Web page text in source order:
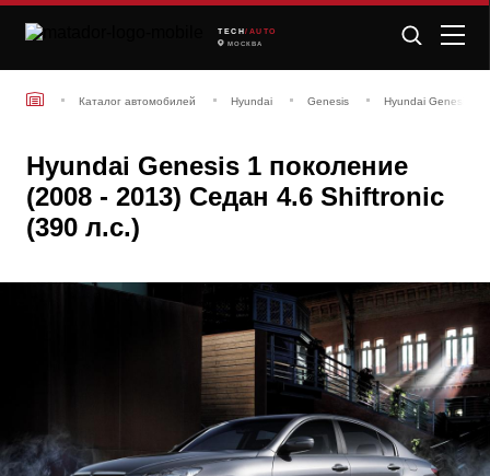
TECH /AUTO
МОСКВА
Каталог автомобилей Hyundai Genesis Hyundai Genesis 1
Hyundai Genesis 1 поколение
(2008 - 2013) Седан 4.6 Shiftronic
(390 л.с.)